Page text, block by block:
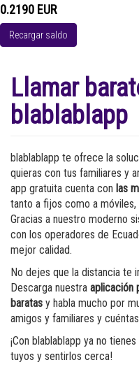
0.2190 EUR
Recargar saldo
Llamar
blablablapp
blablablapp te ofrece la
quieras con tus familiares y
app gratuita cuenta con las
tanto a fijos como a
Gracias a nuestro moderno
con los operadores de
mejor calidad.
No dejes que la distancia te
Descarga nuestra aplicación
baratas y habla mucho por
amigos y familiares y
¡Con blablablapp ya no
tuyos y sentirlos cerca!